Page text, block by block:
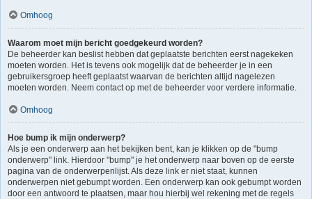
Omhoog
Waarom moet mijn bericht goedgekeurd worden?
De beheerder kan beslist hebben dat geplaatste berichten eerst nagekeken
moeten worden. Het is tevens ook mogelijk dat de beheerder je in een
gebruikersgroep heeft geplaatst waarvan de berichten altijd nagelezen
moeten worden. Neem contact op met de beheerder voor verdere informatie.
Omhoog
Hoe bump ik mijn onderwerp?
Als je een onderwerp aan het bekijken bent, kan je klikken op de "bump
onderwerp" link. Hierdoor "bump" je het onderwerp naar boven op de eerste
pagina van de onderwerpenlijst. Als deze link er niet staat, kunnen
onderwerpen niet gebumpt worden. Een onderwerp kan ook gebumpt worden
door een antwoord te plaatsen, maar hou hierbij wel rekening met de regels